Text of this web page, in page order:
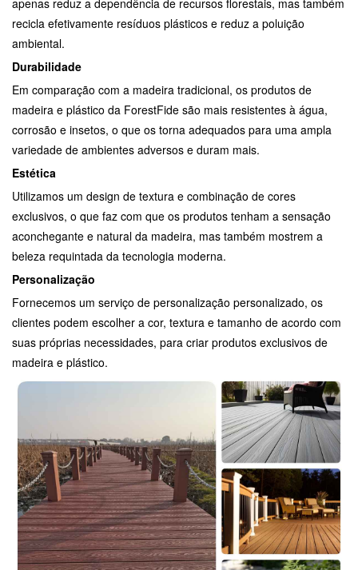
recicla efetivamente resíduos plásticos e reduz a poluição
ambiental.
Durabilidade
Em comparação com a madeira tradicional, os produtos de
madeira e plástico da ForestFide são mais resistentes à água,
corrosão e insetos, o que os torna adequados para uma ampla
variedade de ambientes adversos e duram mais.
Estética
Utilizamos um design de textura e combinação de cores
exclusivos, o que faz com que os produtos tenham a sensação
aconchegante e natural da madeira, mas também mostrem a
beleza requintada da tecnologia moderna.
Personalização
Fornecemos um serviço de personalização personalizado, os
clientes podem escolher a cor, textura e tamanho de acordo com
suas próprias necessidades, para criar produtos exclusivos de
madeira e plástico.